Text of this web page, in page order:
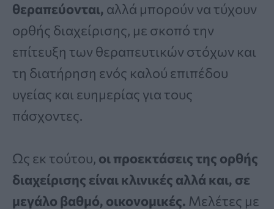
θεραπεύονται, αλλά μπορούν να τύχουν
ορθής διαχείρισης, με σκοπό την
επίτευξη των θεραπευτικών στόχων και
τη διατήρηση ενός καλού επιπέδου
υγείας και ευημερίας για τους
πάσχοντες.
Ως εκ τούτου, οι προεκτάσεις της ορθής
διαχείρισης είναι κλινικές αλλά και, σε
μεγάλο βαθμό, οικονομικές. Μελέτες με